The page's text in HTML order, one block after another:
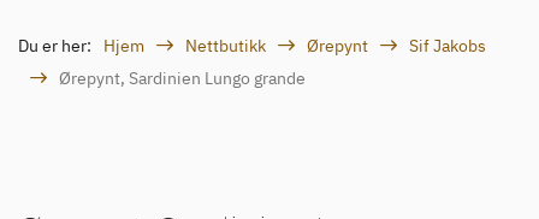
Du er her: Hjem Nettbutikk Ørepynt
Sif Jakobs
Ørepynt, Sardinien Lungo grande